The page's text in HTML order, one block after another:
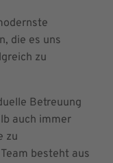
die es uns
zu
Betreuung
auch immer
zu
besteht aus